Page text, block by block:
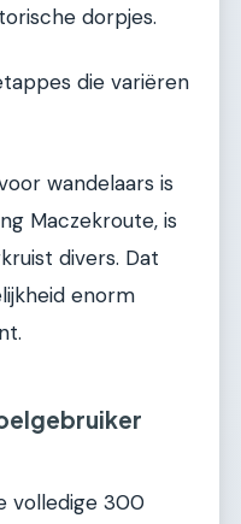
dorpjes.
die variëren
wandelaars is
Maczekroute, is
divers. Dat
enorm
volledige 300